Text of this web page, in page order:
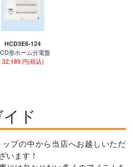
HCD3E6-124
形ホーム分電盤
32,189 円(税込)
ド
プの中から当店へお越しいただ
います！